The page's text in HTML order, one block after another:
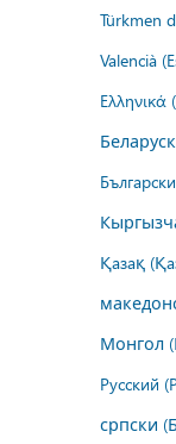
Türkmen
Valencià
Ελληνικά
Қазақ
Монгол
Русский
српски